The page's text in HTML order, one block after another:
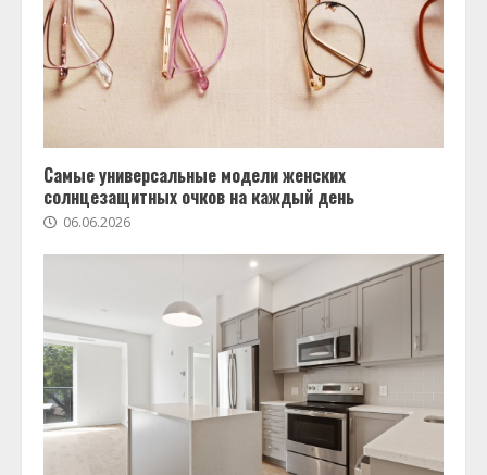
Самые универсальные модели женских
солнцезащитных очков на каждый день
06.06.2026